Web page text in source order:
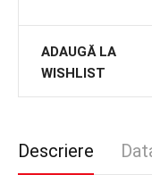
ADAUGĂ LA
WISHLIST
Descriere